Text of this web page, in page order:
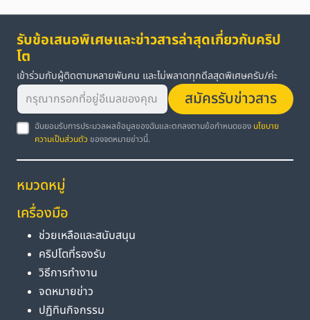
รับข้อเสนอพิเศษและข่าวสารล่าสุดเกี่ยวกับคริป
โต
เข้าร่วมกับผู้ติดตามหลายพันคน และไม่พลาดทุกดีลสุดพิเศษครับ/ค่ะ
สมัครรับข่าวสาร
ฉันยอมรับการประมวลผลข้อมูลของฉันและตกลงตามข้อกำหนดของ นโยบาย
ความเป็นส่วนตัว ของจดหมายข่าวนี้.
หมวดหมู่
เครื่องมือ
ช่วยเหลือและสนับสนุน
คริปโตที่รองรับ
วิธีการทำงาน
จดหมายข่าว
ปฏิทินกิจกรรม